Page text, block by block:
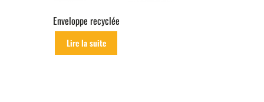
Enveloppe recyclée
Lire la suite